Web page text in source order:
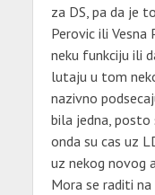
za DS, pa da je
Perovic ili Vesna
neku funkciju ili
lutaju u tom
nazivno
bila jedna, posto
onda su cas uz
uz nekog novog
Mora se raditi